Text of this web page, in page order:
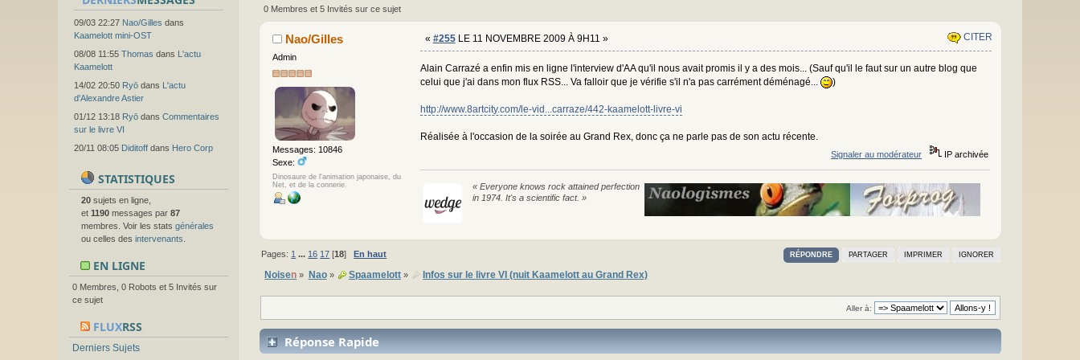
09/03 22:27 Nao/Gilles dans
Kaamelott mini-OST
08/08 11:55 Thomas dans L'actu
Kaamelott
14/02 20:50 Ryō dans L'actu
d'Alexandre Astier
01/12 13:18 Ryō dans Commentaires
sur le livre VI
20/11 08:05 Diditoff dans Hero Corp
STATISTIQUES
20 sujets en ligne,
et 1190 messages par 87
membres. Voir les stats générales
ou celles des intervenants
EN LIGNE
0 Membres, 0 Robots et 5 Invités sur
ce sujet
FLUXRSS
Derniers Sujets
0 Membres et 5 Invités sur ce sujet
Nao/Gilles
Admin
Messages: 10846
Sexe:
Dinosaure de l'animation japonaise, du
Net, et de la connerie.
« #255LE 11 NOVEMBRE 2009 À 9H11 » CITER
Alain Carrazé a enfin mis en ligne l'interview d'AA qu'il nous avait promis il y a des mois... (Sauf qu'il le faut sur un autre blog que
celui que j'ai dans mon flux RSS... Va falloir que je vérifie s'il n'a pas carrément déménagé...
)
http://www.8artcity.com/le-vid...carraze/442-kaamelott-livre-vi
Réalisée à l'occasion de la soirée au Grand Rex, donc ça ne parle pas de son actu récente.
Signaler au modérateur IP archivée
« Everyone knows rock attained perfection
in 1974. It's a scientific fact. »
RÉPONDRE PARTAGER IMPRIMER IGNORER
Pages: 1 ... 16 17 [18] En haut
Noisen » Nao» Spaamelott» Infos sur le livre VI (nuit Kaamelott au Grand Rex)
Aller à:
Réponse Rapide